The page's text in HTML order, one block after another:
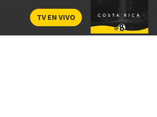
TV EN VIVO